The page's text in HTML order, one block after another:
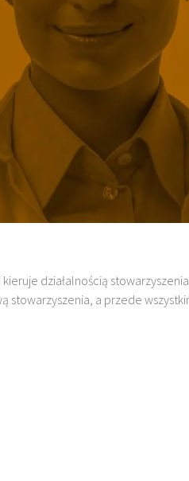
kieruje działalnością
stowarzyszenia, a przede